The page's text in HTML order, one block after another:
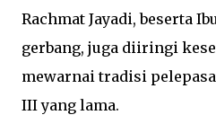
Rachmat Jayadi, beserta
gerbang, juga diiringi
mewarnai tradisi
III yang lama.